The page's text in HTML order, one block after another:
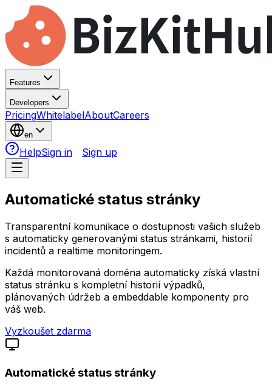
Features
Developers
PricingWhitelabelAboutCareers
en
HelpSign in Sign up
Automatické status stránky
Transparentní komunikace o dostupnosti vašich služeb
s automaticky generovanými status stránkami, historií
incidentů a realtime monitoringem.
Každá monitorovaná doména automaticky získá vlastní
status stránku s kompletní historií výpadků,
plánovaných údržeb a embeddable komponenty pro
váš web.
Vyzkoušet zdarma
Automatické status stránky